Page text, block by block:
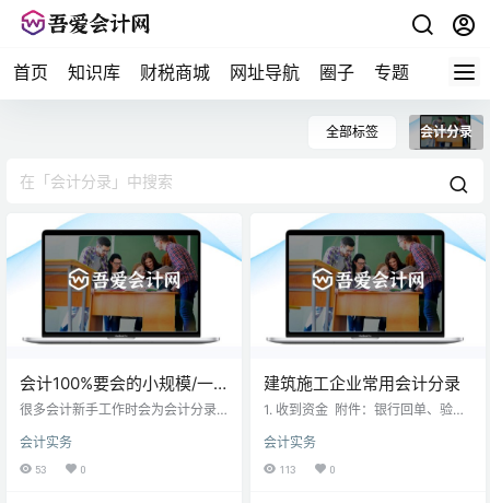
首页 知识库 财税商城 网址导航 圈子 专题 会计问
全部标签 会计分录
会计100%要会的小规模/一
般纳税人15笔会计分录
很多会计新手工作时会为会计分录
哪个科目，后续怎么处理？ 今天为
大家整理了一套适用小规模及一般
会计实务
53 0
建筑施工企业常用会计分录
1. 收到资金 附件：银行回单、验资
贷：其他应付款（实收资本、短期
借款） 2. 预收发包方工程款 附件：
会计实务
113 0